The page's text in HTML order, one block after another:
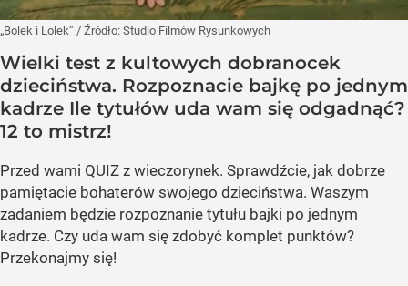
„Bolek i Lolek” / Źródło: Studio Filmów Rysunkowych
Wielki test z kultowych dobranocek
dzieciństwa. Rozpoznacie bajkę po jednym
kadrze Ile tytułów uda wam się odgadnąć?
12 to mistrz!
Przed wami QUIZ z wieczorynek. Sprawdźcie, jak dobrze
pamiętacie bohaterów swojego dzieciństwa. Waszym
zadaniem będzie rozpoznanie tytułu bajki po jednym
kadrze. Czy uda wam się zdobyć komplet punktów?
Przekonajmy się!